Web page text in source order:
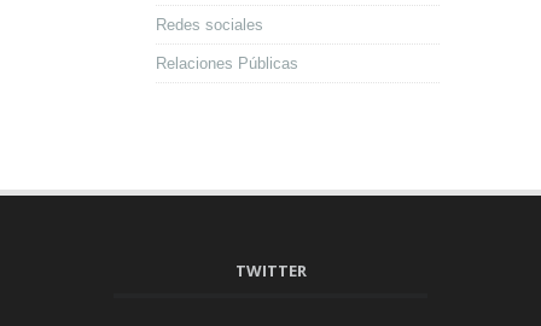
Redes sociales
Relaciones Públicas
TWITTER